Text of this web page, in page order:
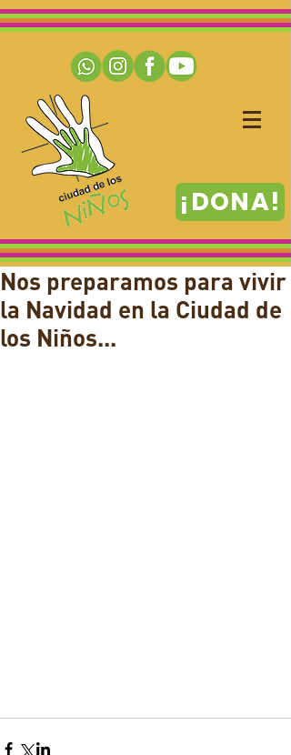
¡DONA!
Nos preparamos para vivir
la Navidad en la Ciudad de
los Niños...